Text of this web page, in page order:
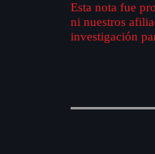
Esta nota fue
ni nuestros
investigación